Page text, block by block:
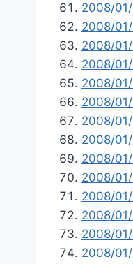
2008/
2008/
2008/01/
2008/
2008/
2008/
2008/
2008/
2008/
2008/
2008/
2008/
2008/
2008/